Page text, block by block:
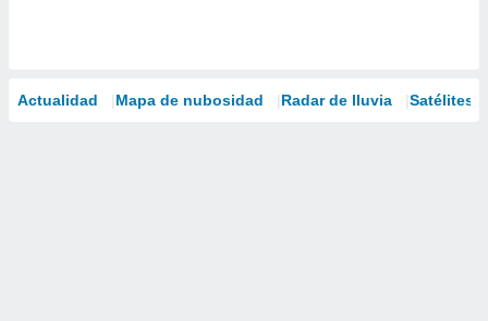
Actualidad Mapa de nubosidad Radar de lluvia Satélites